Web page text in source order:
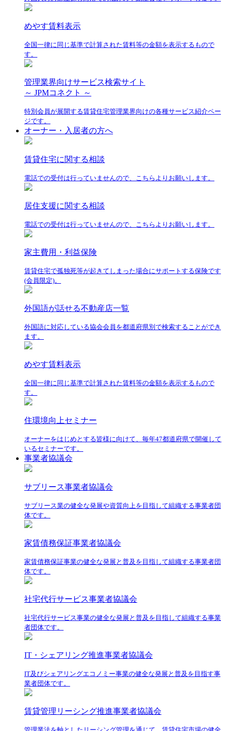
めやす賃料表示
全国一律に同じ基準で計算された賃料等の金額を表示するもので
す。
管理業界向けサービス検索サイト
～ JPMコネクト ～
特別会員が展開する賃貸住宅管理業界向けの各種サービス紹介ペー
ジです。
オーナー・入居者の方へ
賃貸住宅に関する相談
電話での受付は行っていませんので、こちらよりお願いします。
居住支援に関する相談
電話での受付は行っていませんので、こちらよりお願いします。
家主費用・利益保険
賃貸住宅で孤独死等が起きてしまった場合にサポートする保険です
(会員限定)。
外国語が話せる不動産店一覧
外国語に対応している協会会員を都道府県別で検索することができ
ます。
めやす賃料表示
全国一律に同じ基準で計算された賃料等の金額を表示するもので
す。
住環境向上セミナー
オーナーをはじめとする皆様に向けて、毎年47都道府県で開催して
いるセミナーです。
事業者協議会
サブリース事業者協議会
サブリース業の健全な発展や資質向上を目指して組織する事業者団
体です。
家賃債務保証事業者協議会
家賃債務保証事業の健全な発展と普及を目指して組織する事業者団
体です。
社宅代行サービス事業者協議会
社宅代行サービス事業の健全な発展と普及を目指して組織する事業
者団体です。
IT・シェアリング推進事業者協議会
IT及びシェアリングエコノミー事業の健全な発展と普及を目指す事
業者団体です。
賃貸管理リーシング推進事業者協議会